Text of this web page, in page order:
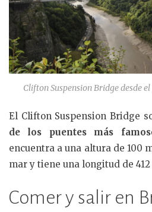
Clifton Suspension Bridge desde
El Clifton Suspension Bridge
de los puentes más
encuentra a una altura de 100
mar y tiene una longitud de
Comer y salir en